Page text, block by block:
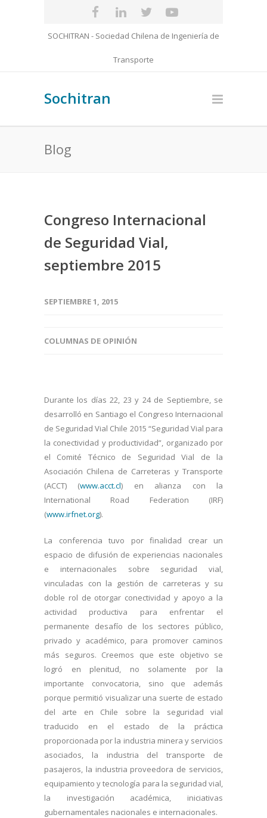
SOCHITRAN - Sociedad Chilena de Ingeniería de
Transporte
Sochitran
Blog
Congreso Internacional
de Seguridad Vial,
septiembre 2015
SEPTIEMBRE 1, 2015
COLUMNAS DE OPINIÓN
Durante los días 22, 23 y 24 de Septiembre, se
desarrolló en Santiago el Congreso Internacional
de Seguridad Vial Chile 2015 “Seguridad Vial para
la conectividad y productividad”, organizado por
el Comité Técnico de Seguridad Vial de la
Asociación Chilena de Carreteras y Transporte
(ACCT) (www.acct.cl) en alianza con la
International Road Federation (IRF)
(www.irfnet.org).
La conferencia tuvo por finalidad crear un
espacio de difusión de experiencias nacionales
e internacionales sobre seguridad vial,
vinculadas con la gestión de carreteras y su
doble rol de otorgar conectividad y apoyo a la
actividad productiva para enfrentar el
permanente desafío de los sectores público,
privado y académico, para promover caminos
más seguros. Creemos que este objetivo se
logró en plenitud, no solamente por la
importante convocatoria, sino que además
porque permitió visualizar una suerte de estado
del arte en Chile sobre la seguridad vial
traducido en el estado de la práctica
proporcionada por la industria minera y servicios
asociados, la industria del transporte de
pasajeros, la industria proveedora de servicios,
equipamiento y tecnología para la seguridad vial,
la investigación académica, iniciativas
gubernamentales nacionales e internacionales.